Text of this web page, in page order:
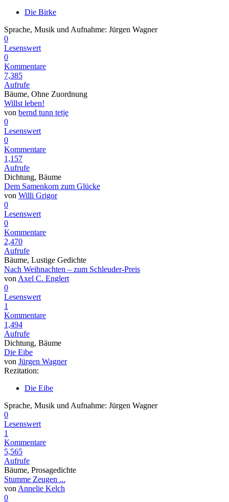
Die Birke
Sprache, Musik und Aufnahme: Jürgen Wagner
0
Lesenswert
0
Kommentare
7,385
Aufrufe
Bäume, Ohne Zuordnung
Willst leben!
von bernd tunn tetje
0
Lesenswert
0
Kommentare
1,157
Aufrufe
Dichtung, Bäume
Dem Samenkorn zum Glücke
von Willi Grigor
0
Lesenswert
0
Kommentare
2,470
Aufrufe
Bäume, Lustige Gedichte
Nach Weihnachten – zum Schleuder-Preis
von Axel C. Englert
0
Lesenswert
1
Kommentare
1,494
Aufrufe
Dichtung, Bäume
Die Eibe
von Jürgen Wagner
Rezitation:
Die Eibe
Sprache, Musik und Aufnahme: Jürgen Wagner
0
Lesenswert
1
Kommentare
5,565
Aufrufe
Bäume, Prosagedichte
Stumme Zeugen ...
von Annelie Kelch
0